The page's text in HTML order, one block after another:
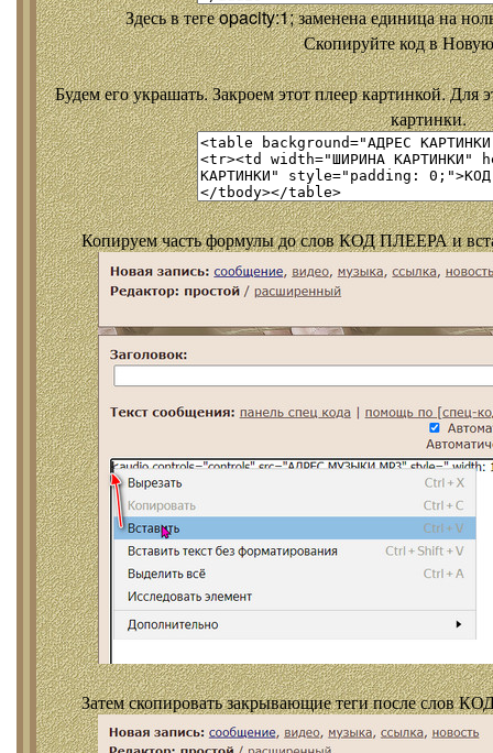
Здесь в теге opacity:1; заменена единица на
Скопируйте код в
Будем его украшать. Закроем этот плеер картинкой. Для
картинки.
Копируем часть формулы до слов КОД ПЛЕЕРА и
Затем скопировать закрывающие теги после слов